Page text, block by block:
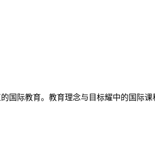
国际教育。教育理念与目标耀中的国